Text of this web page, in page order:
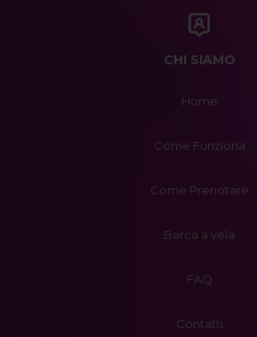
CHI SIAMO
Home
Come Funziona
Come Prenotare
Barca a vela
FAQ
Contatti